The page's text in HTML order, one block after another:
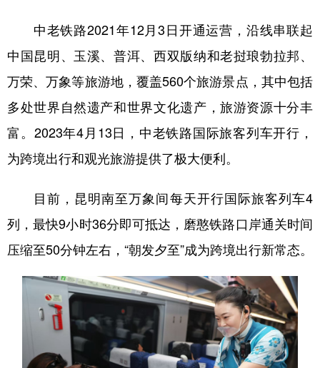
中老铁路2021年12月3日开通运营，沿线串联起
中国昆明、玉溪、普洱、西双版纳和老挝琅勃拉邦、
万荣、万象等旅游地，覆盖560个旅游景点，其中包括
多处世界自然遗产和世界文化遗产，旅游资源十分丰
富。2023年4月13日，中老铁路国际旅客列车开行，
为跨境出行和观光旅游提供了极大便利。
目前，昆明南至万象间每天开行国际旅客列车4
列，最快9小时36分即可抵达，磨憨铁路口岸通关时间
压缩至50分钟左右，“朝发夕至”成为跨境出行新常态。